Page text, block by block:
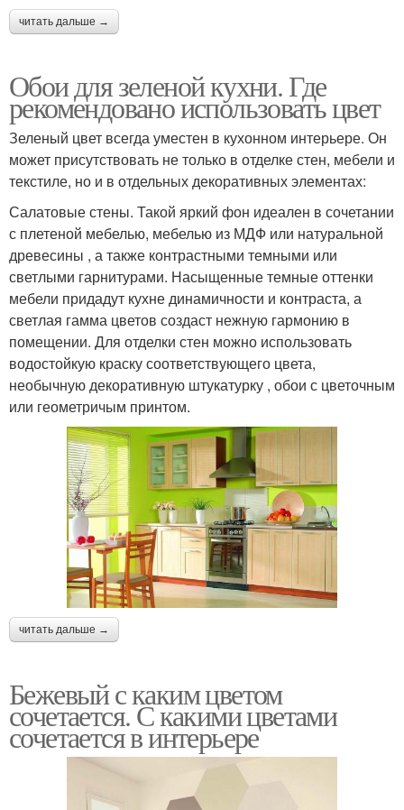
читать дальше →
Обои для зеленой кухни. Где
рекомендовано использовать цвет
Зеленый цвет всегда уместен в кухонном интерьере. Он
может присутствовать не только в отделке стен, мебели и
текстиле, но и в отдельных декоративных элементах:
Салатовые стены. Такой яркий фон идеален в сочетании
с плетеной мебелью, мебелью из МДФ или натуральной
древесины , а также контрастными темными или
светлыми гарнитурами. Насыщенные темные оттенки
мебели придадут кухне динамичности и контраста, а
светлая гамма цветов создаст нежную гармонию в
помещении. Для отделки стен можно использовать
водостойкую краску соответствующего цвета,
необычную декоративную штукатурку , обои с цветочным
или геометричым принтом.
читать дальше →
Бежевый с каким цветом
сочетается. С какими цветами
сочетается в интерьере